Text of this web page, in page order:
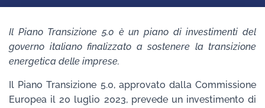
Il Piano Transizione 5.0 è un piano di investimenti del
governo italiano finalizzato a sostenere la transizione
energetica delle imprese.
Il Piano Transizione 5.0, approvato dalla Commissione
Europea il 20 luglio 2023, prevede un investimento di